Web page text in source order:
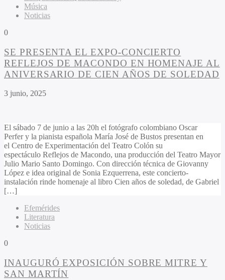
Música
Noticias
0
SE PRESENTA EL EXPO-CONCIERTO
REFLEJOS DE MACONDO EN HOMENAJE AL
ANIVERSARIO DE CIEN AÑOS DE SOLEDAD
3 junio, 2025
El sábado 7 de junio a las 20h el fotógrafo colombiano Oscar
Perfer y la pianista española María José de Bustos presentan en
el Centro de Experimentación del Teatro Colón su
espectáculo Reflejos de Macondo, una producción del Teatro Mayor
Julio Mario Santo Domingo. Con dirección técnica de Giovanny
López e idea original de Sonia Ezquerrena, este concierto-
instalación rinde homenaje al libro Cien años de soledad, de Gabriel
[…]
Efemérides
Literatura
Noticias
0
INAUGURÓ EXPOSICIÓN SOBRE MITRE Y
SAN MARTÍN